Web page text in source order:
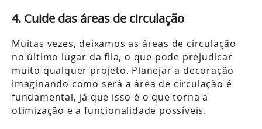
4. Cuide das áreas de circulação
Muitas vezes, deixamos as áreas de circulação
no último lugar da fila, o que pode prejudicar
muito qualquer projeto. Planejar a decoração
imaginando como será a área de circulação é
fundamental, já que isso é o que torna a
otimização e a funcionalidade possíveis.